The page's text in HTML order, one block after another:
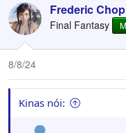
c
t
i
o
n
:
Frederic
Final Fantasy
8/8/24
Kinas nói: